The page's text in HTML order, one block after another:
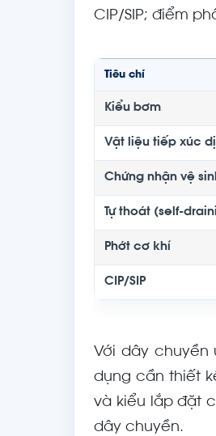
CIP/SIP; điểm
Tiêu chí
Kiểu bơm
Vật liệu tiếp xúc
Chứng nhận vệ
Tự thoát (self-
Phớt cơ khí
CIP/SIP
Với dây chuyền
dụng cần thiết
và kiểu lắp đặt
dây chuyền.